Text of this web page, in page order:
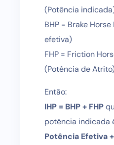
(Potência
BHP = Brake
efetiva)
FHP = Friction
(Potência de
Então:
IHP = BHP + FHP
potência indicada
Potência Efetiva